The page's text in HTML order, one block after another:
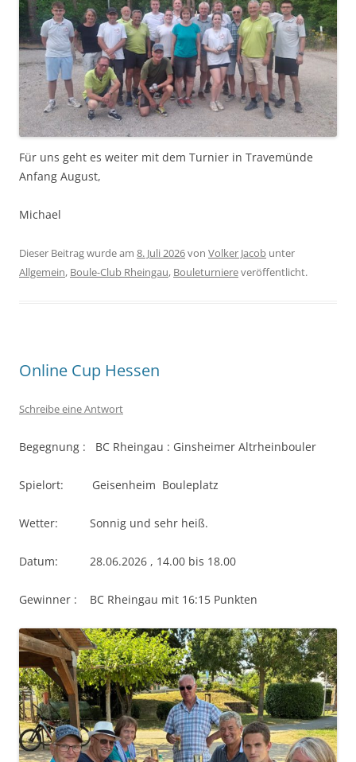
Für uns geht es weiter mit dem Turnier in Travemünde
Anfang August,
Michael
Dieser Beitrag wurde am 8. Juli 2026von Volker Jacob unter
Allgemein, Boule-Club Rheingau, Bouleturniereveröffentlicht.
Online Cup Hessen
Schreibe eine Antwort
Begegnung : BC Rheingau : Ginsheimer Altrheinbouler
Spielort: Geisenheim Bouleplatz
Wetter: Sonnig und sehr heiß.
Datum: 28.06.2026 , 14.00 bis 18.00
Gewinner : BC Rheingau mit 16:15 Punkten